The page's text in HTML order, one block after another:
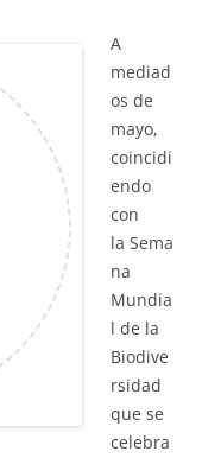
A
mediad
os de
mayo,
coincidi
endo
con
la Sema
na
Mundia
l de la
Biodive
rsidad
que se
celebra